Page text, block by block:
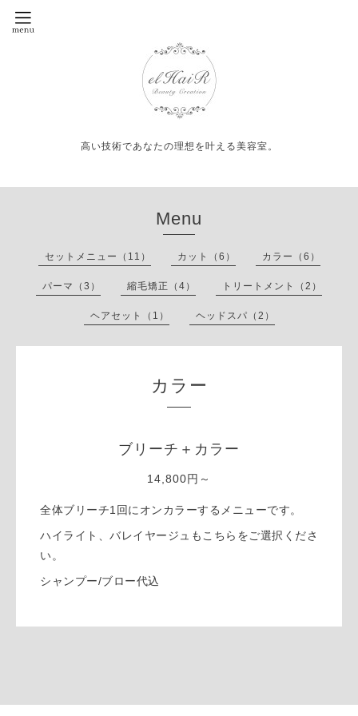
高い技術であなたの理想を叶える美容室。
Menu
セットメニュー（11） カット（6） カラー（6）
パーマ（3） 縮毛矯正（4） トリートメント（2）
ヘアセット（1） ヘッドスパ（2）
カラー
ブリーチ＋カラー
14,800円～
全体ブリーチ1回にオンカラーするメニューです。
ハイライト、バレイヤージュもこちらをご選択くださ
い。
シャンプー/ブロー代込